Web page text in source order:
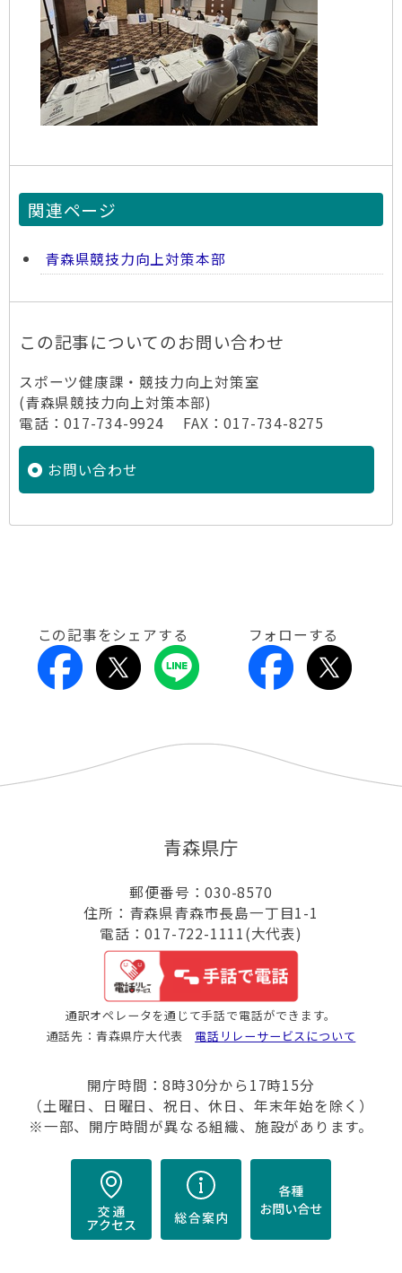
関連ページ
青森県競技力向上対策本部
この記事についてのお問い合わせ
スポーツ健康課・競技力向上対策室
(青森県競技力向上対策本部)
電話：017-734-9924 FAX：017-734-8275
お問い合わせ
この記事をシェアする フォローする
青森県庁
郵便番号：030-8570
住所：青森県青森市長島一丁目1-1
電話：017-722-1111(大代表)
通訳オペレータを通じて手話で電話ができます。
通話先：青森県庁大代表 電話リレーサービスについて
開庁時間：8時30分から17時15分
（土曜日、日曜日、祝日、休日、年末年始を除く）
※一部、開庁時間が異なる組織、施設があります。